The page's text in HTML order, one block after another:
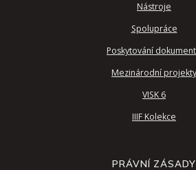
Nástroje
Spolupráce
Poskytování
Mezinárodní projekty
VISK 6
IIIF Kolekce
PRÁVNÍ ZÁSADY